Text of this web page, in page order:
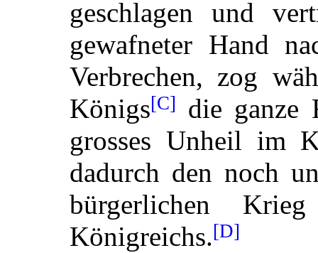
geschlagen und
gewafneter Hand
Verbrechen, zog
Königs[C]
die ganze
grosses Unheil im
dadurch den noch
bürgerlichen
Königreichs.[D]